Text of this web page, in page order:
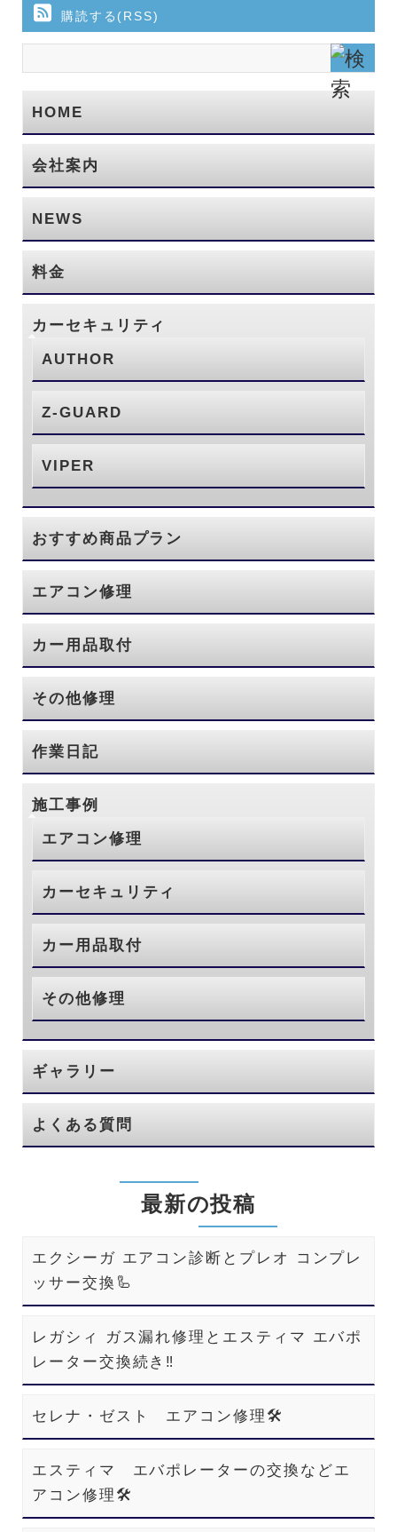
購読する(RSS)
HOME
会社案内
NEWS
料金
カーセキュリティ
AUTHOR
Z-GUARD
VIPER
おすすめ商品プラン
エアコン修理
カー用品取付
その他修理
作業日記
施工事例
エアコン修理
カーセキュリティ
カー用品取付
その他修理
ギャラリー
よくある質問
最新の投稿
エクシーガ エアコン診断とプレオ コンプレ
ッサー交換🦾
レガシィ ガス漏れ修理とエスティマ エバポ
レーター交換続き‼️
セレナ・ゼスト エアコン修理🛠️
エスティマ エバポレーターの交換などエ
アコン修理🛠️